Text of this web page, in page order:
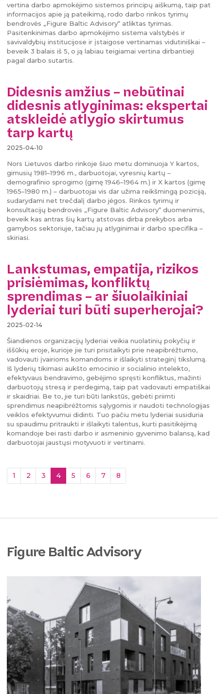
vertina darbo apmokėjimo sistemos principų aiškumą, taip pat
informacijos apie ją pateikimą, rodo darbo rinkos tyrimų
bendrovės „Figure Baltic Advisory“ atliktas tyrimas.
Pasitenkinimas darbo apmokėjimo sistema valstybės ir
savivaldybių institucijose ir įstaigose vertinamas vidutiniškai –
beveik 3 balais iš 5, o ją labiau teigiamai vertina dirbantieji
pagal darbo sutartis.
Didesnis amžius – nebūtinai
didesnis atlyginimas: ekspertai
atskleidė atlygio skirtumus
tarp kartų
2025-04-10
Nors Lietuvos darbo rinkoje šiuo metu dominuoja Y kartos,
gimusių 1981–1996 m., darbuotojai, vyresnių kartų –
demografinio sprogimo (gimę 1946–1964 m.) ir X kartos (gimę
1965–1980 m.) – darbuotojai vis dar užima reikšmingą poziciją,
sudarydami net trečdalį darbo jėgos. Rinkos tyrimų ir
konsultacijų bendrovės „Figure Baltic Advisory“ duomenimis,
beveik kas antras šių kartų atstovas dirba prekybos arba
gamybos sektoriuje, tačiau jų atlyginimai ir darbo specifika –
skiriasi.
Lankstumas, empatija, rizikos
prisiėmimas, konfliktų
sprendimas – ar šiuolaikiniai
lyderiai turi būti superherojai?
2025-02-14
Šiandienos organizacijų lyderiai veikia nuolatinių pokyčių ir
iššūkių eroje, kurioje jie turi prisitaikyti prie neapibrėžtumo,
vadovauti įvairioms komandoms ir išlaikyti strateginį tikslumą.
Iš lyderių tikimasi aukšto emocinio ir socialinio intelekto,
efektyvaus bendravimo, gebėjimo spręsti konfliktus, mažinti
darbuotojų stresą ir perdegimą, taip pat vadovauti empatiškai
ir skaidriai. Be to, jie turi būti lankstūs, gebėti priimti
sprendimus neapibrėžtomis sąlygomis ir naudoti technologijas
veiklos efektyvumui didinti. Tuo pačiu metu lyderiai susiduria
su spaudimu pritraukti ir išlaikyti talentus, kurti pasitikėjimą
komandoje bei rasti darbo ir asmeninio gyvenimo balansą, kad
darbuotojai jaustųsi motyvuoti ir vertinami.
1 2 3 4(current)
5 6 7 8
Figure Baltic Advisory